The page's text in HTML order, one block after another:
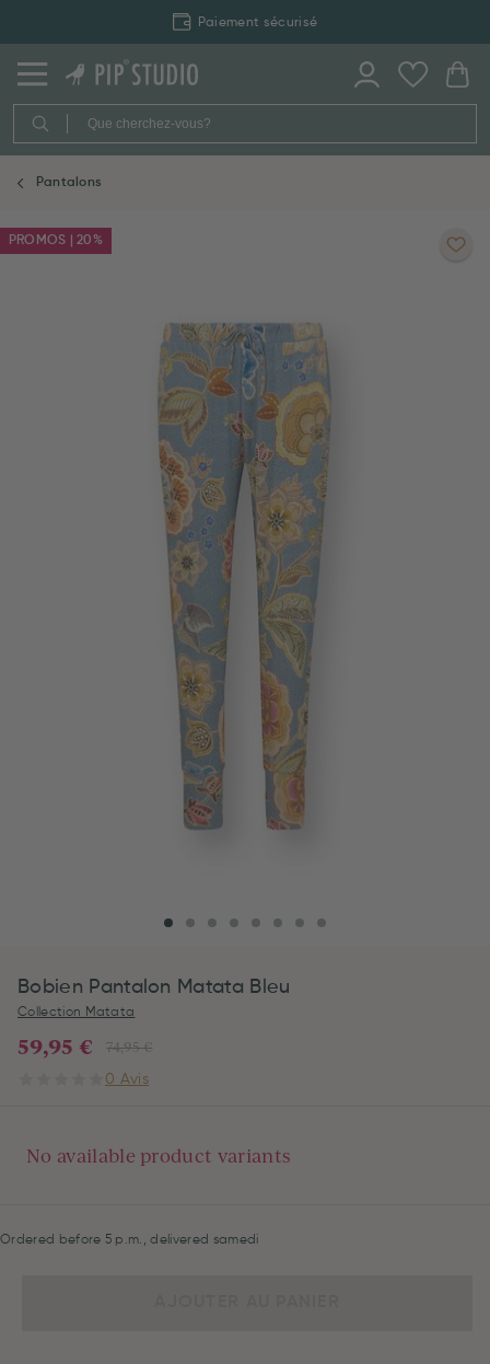
Paiement sécurisé
Pantalons
PROMOS | 20%
Bobien Pantalon Matata Bleu
Collection Matata
74,95 €
59,95 €
0 Avis
No available product variants
Ordered before 5 p.m., delivered samedi